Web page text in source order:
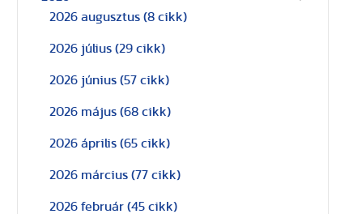
2026 augusztus (8 cikk)
2026 július (29 cikk)
2026 június (57 cikk)
2026 május (68 cikk)
2026 április (65 cikk)
2026 március (77 cikk)
2026 február (45 cikk)